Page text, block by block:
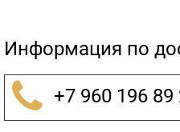
Информация по
+7 960 196 89